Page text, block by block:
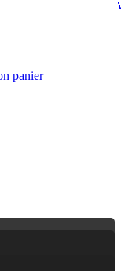
panier